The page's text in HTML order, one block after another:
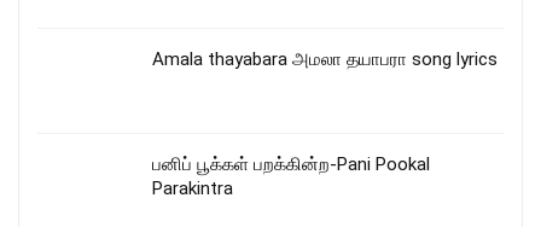
Amala thayabara அமலா தயாபரா song lyrics
பனிப் பூக்கள் பறக்கின்ற-Pani Pookal
Parakintra